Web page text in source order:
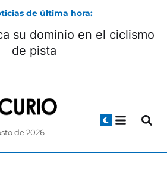
de última hora:
su dominio en el ciclismo
de pista
de 2026